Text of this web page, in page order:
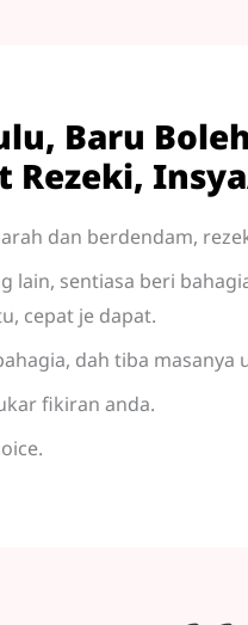
Baru
Rezeki,
dan berdendam,
lain, sentiasa beri
cepat je dapat.
dah tiba masanya
fikiran anda.